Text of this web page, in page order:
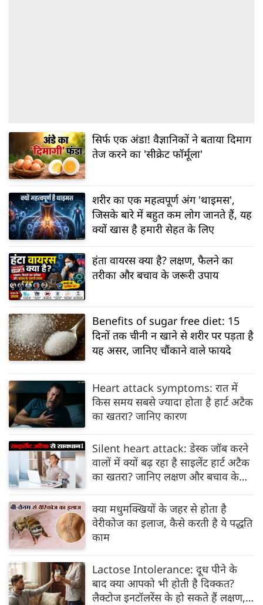
सिर्फ एक अंडा! वैज्ञानिकों ने बताया दिमाग
तेज करने का 'सीक्रेट फॉर्मूला'
शरीर का एक महत्वपूर्ण अंग 'थाइमस',
जिसके बारे में बहुत कम लोग जानते हैं, यह
क्यों खास है हमारी सेहत के लिए
हंता वायरस क्या है? लक्षण, फैलने का
तरीका और बचाव के जरूरी उपाय
Benefits of sugar free diet: 15
दिनों तक चीनी न खाने से शरीर पर पड़ता है
यह असर, जानिए चौंकाने वाले फायदे
Heart attack symptoms: रात में
किस समय सबसे ज्यादा होता है हार्ट अटैक
का खतरा? जानिए कारण
Silent heart attack: डेस्क जॉब करने
वालों में क्यों बढ़ रहा है साइलेंट हार्ट अटैक
का खतरा? जानिए लक्षण और बचाव के
क्या मधुमक्खियों के जहर से होता है
वेरीकोज का इलाज, कैसे करती है ये पद्धति
काम
Lactose Intolerance: दूध पीने के
बाद क्या आपको भी होती है दिक्कत?
लैक्टोज इनटॉलरेंस के हो सकते हैं लक्षण,